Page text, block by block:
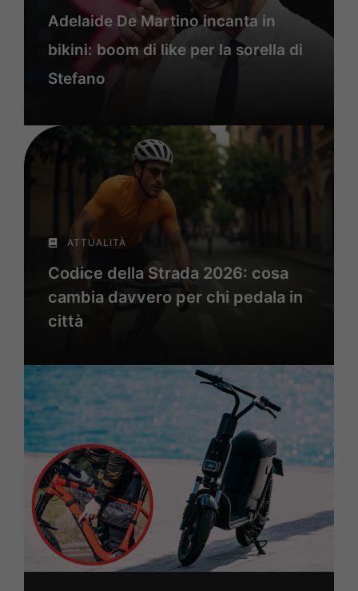
Adelaide De Martino incanta in
bikini: boom di like per la sorella di
Stefano
ATTUALITÀ
Codice della Strada 2026: cosa
cambia davvero per chi pedala in
città